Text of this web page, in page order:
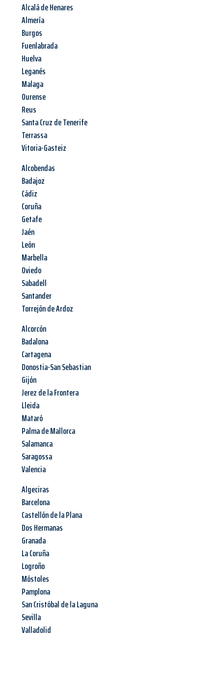
Alcalá de Henares
Almería
Burgos
Fuenlabrada
Huelva
Leganés
Malaga
Ourense
Reus
Santa Cruz de Tenerife
Terrassa
Vitoria-Gasteiz
Alcobendas
Badajoz
Cádiz
Coruña
Getafe
Jaén
León
Marbella
Oviedo
Sabadell
Santander
Torrejón de Ardoz
Alcorcón
Badalona
Cartagena
Donostia-San Sebastian
Gijón
Jerez de la Frontera
Lleida
Mataró
Palma de Mallorca
Salamanca
Saragossa
Valencia
Algeciras
Barcelona
Castellón de la Plana
Dos Hermanas
Granada
La Coruña
Logroño
Móstoles
Pamplona
San Cristóbal de la Laguna
Sevilla
Valladolid